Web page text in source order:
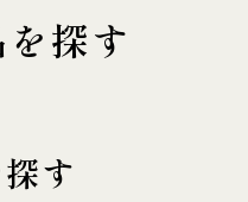
探す
す